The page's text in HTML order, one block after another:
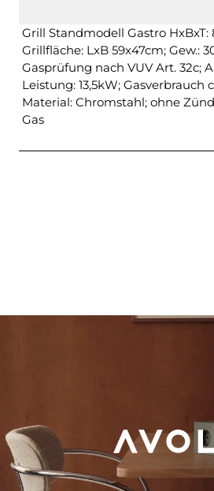
Grill Standmodell Gastro HxBxT:
Grillfläche: LxB 59x47cm; Gew.:
Gasprüfung nach VUV Art. 32c;
Leistung: 13,5kW; Gasverbrauch
Material: Chromstahl; ohne
Gas